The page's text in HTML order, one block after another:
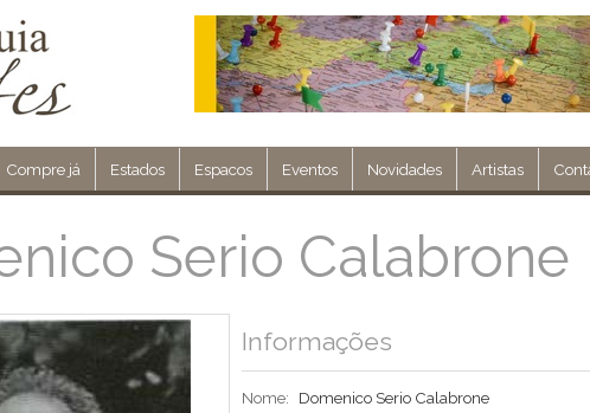
Compre já Estados Espacos Eventos Novidades Artistas
Serio Calabrone
Informações
Nome:
Domenico Serio Calabrone